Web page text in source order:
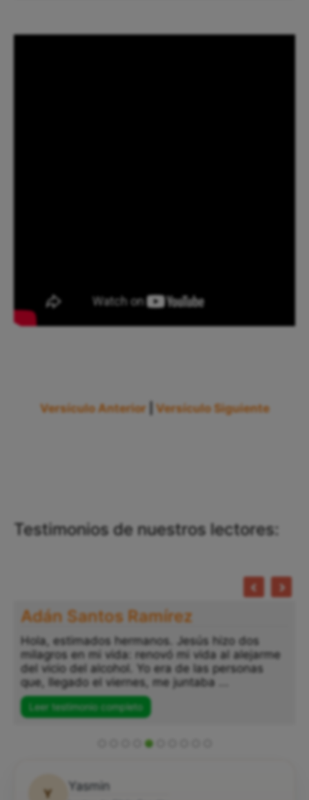
Versículo Anterior Versículo Siguiente
Testimonios de nuestros lectores:
Adán Santos Ramírez
Hola, estimados hermanos. Jesús hizo dos
milagros en mi vida: renovó mi vida al alejarme
del vicio del alcohol. Yo era de las personas
que, llegado el viernes, me juntaba ...
Leer testimonio completo
Y
Yasmin